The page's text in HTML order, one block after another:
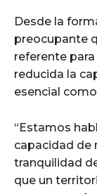
Desde la
preocupante
referente
reducida la
esencial
“Estamos
capacidad de
tranquilidad
que un